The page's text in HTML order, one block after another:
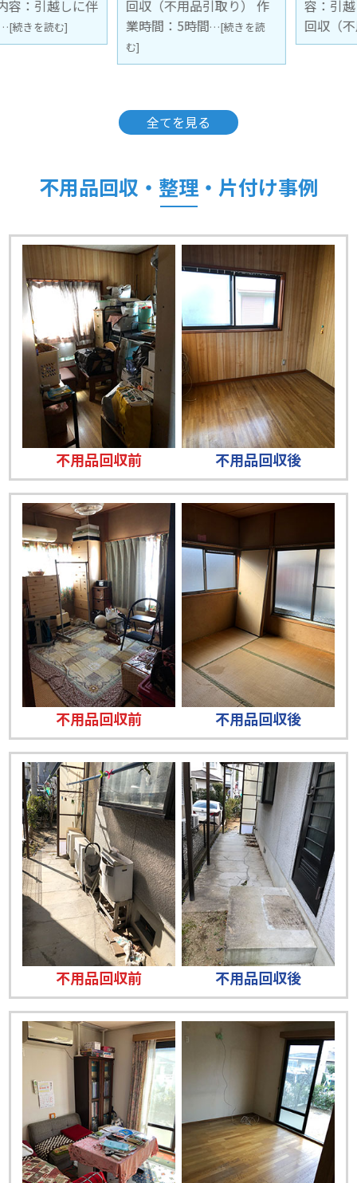
回収（不用品引取り） 作
業時間：5時間
…[続きを読
む]
容：引越しに伴う不用品
回収（不用…[続きを読む]
全てを見る
不用品回収・整理・片付け事例
不用品回収前 不用品回収後
不用品回収前 不用品回収後
不用品回収前 不用品回収後